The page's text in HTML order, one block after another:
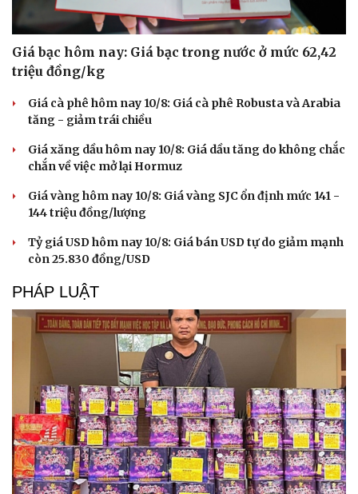
Giá bạc hôm nay: Giá bạc trong nước ở mức 62,42
triệu đồng/kg
Giá cà phê hôm nay 10/8: Giá cà phê Robusta và Arabia
tăng - giảm trái chiều
Giá xăng dầu hôm nay 10/8: Giá dầu tăng do không chắc
chắn về việc mở lại Hormuz
Giá vàng hôm nay 10/8: Giá vàng SJC ổn định mức 141 -
144 triệu đồng/lượng
Tỷ giá USD hôm nay 10/8: Giá bán USD tự do giảm mạnh
còn 25.830 đồng/USD
PHÁP LUẬT